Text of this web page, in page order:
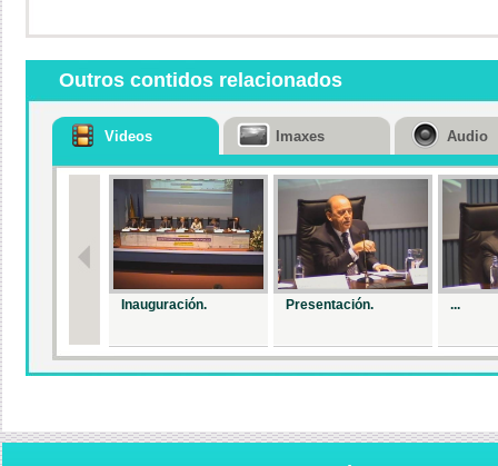
Outros contidos relacionados
Videos
Inauguración. Presentación. ...
Imaxes Audio